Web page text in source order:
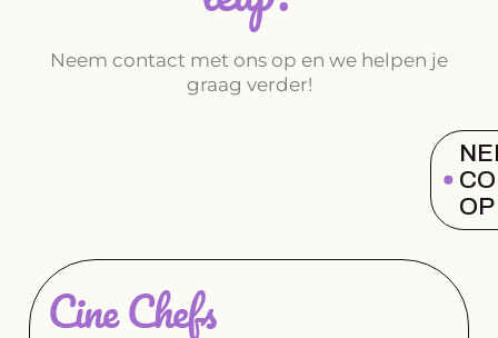
Neem contact met ons op en we helpen je
graag verder!
OP